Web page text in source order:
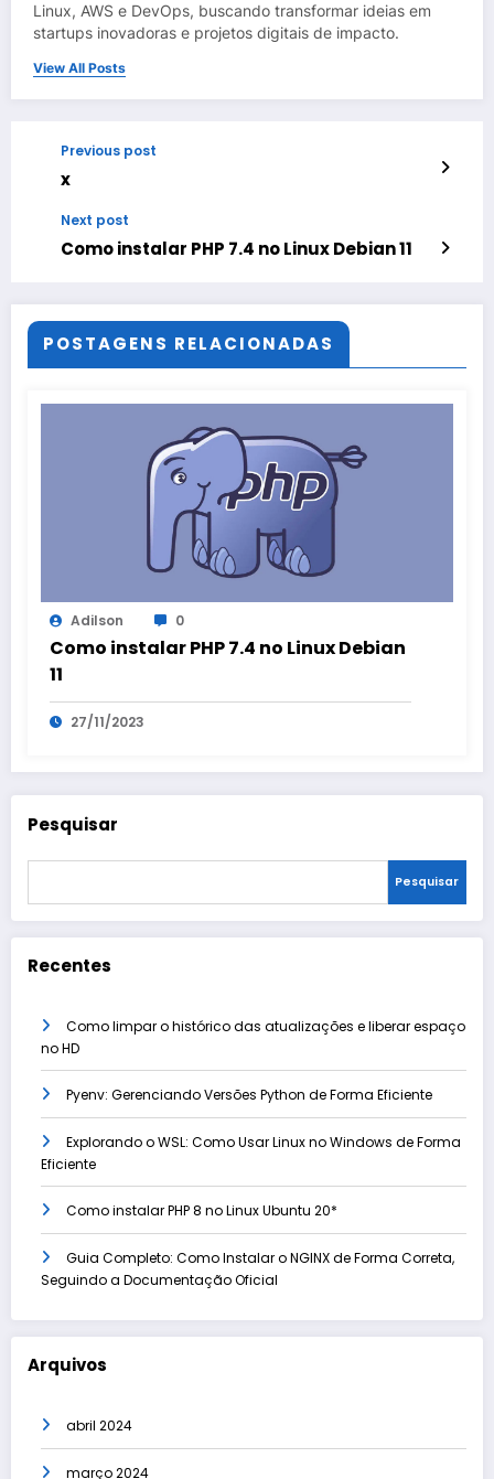
Linux, AWS e DevOps, buscando transformar ideias em
startups inovadoras e projetos digitais de impacto.
View All Posts
Previous post
x
Next post
Como instalar PHP 7.4 no Linux Debian 11
POSTAGENS RELACIONADAS
Adilson 0
Como instalar PHP 7.4 no Linux Debian
11
27/11/2023
Pesquisar
Pesquisar
Recentes
Como limpar o histórico das atualizações e liberar espaço
no HD
Pyenv: Gerenciando Versões Python de Forma Eficiente
Explorando o WSL: Como Usar Linux no Windows de Forma
Eficiente
Como instalar PHP 8 no Linux Ubuntu 20*
Guia Completo: Como Instalar o NGINX de Forma Correta,
Seguindo a Documentação Oficial
Arquivos
abril 2024
março 2024